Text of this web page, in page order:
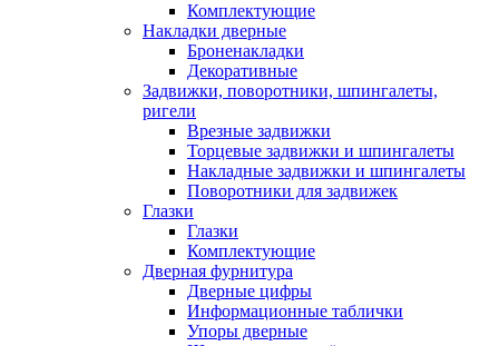
Комплектующие
Накладки дверные
Броненакладки
Декоративные
Задвижки, поворотники, шпингалеты,
ригели
Врезные задвижки
Торцевые задвижки и шпингалеты
Накладные задвижки и шпингалеты
Поворотники для задвижек
Глазки
Глазки
Комплектующие
Дверная фурнитура
Дверные цифры
Информационные таблички
Упоры дверные